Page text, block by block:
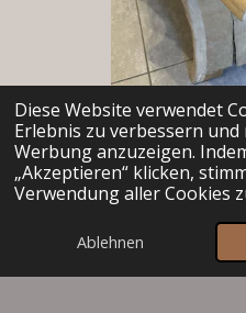
Diese Website verwendet
Erlebnis zu verbessern
Werbung anzuzeigen.
„Akzeptieren“ klicken,
Verwendung aller Cookies
Ablehnen
Eichenholz-Bank als Hochzeits-
zurück zu